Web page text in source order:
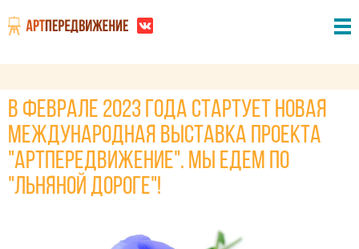
В феврале 2023 года стартует новая
международная выставка проекта
"АртПередвижение". Мы едем по
"Льняной дороге"!